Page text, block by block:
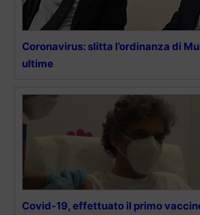
Coronavirus: slitta l’ordinanza di
ultime
Covid-19, effettuato il primo